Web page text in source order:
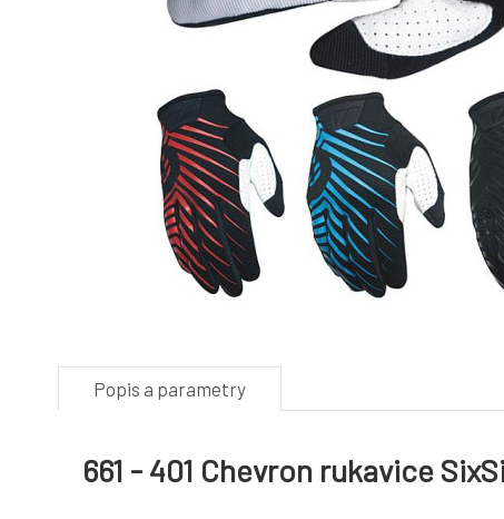
Popis a parametry
661 - 401 Chevron rukavice